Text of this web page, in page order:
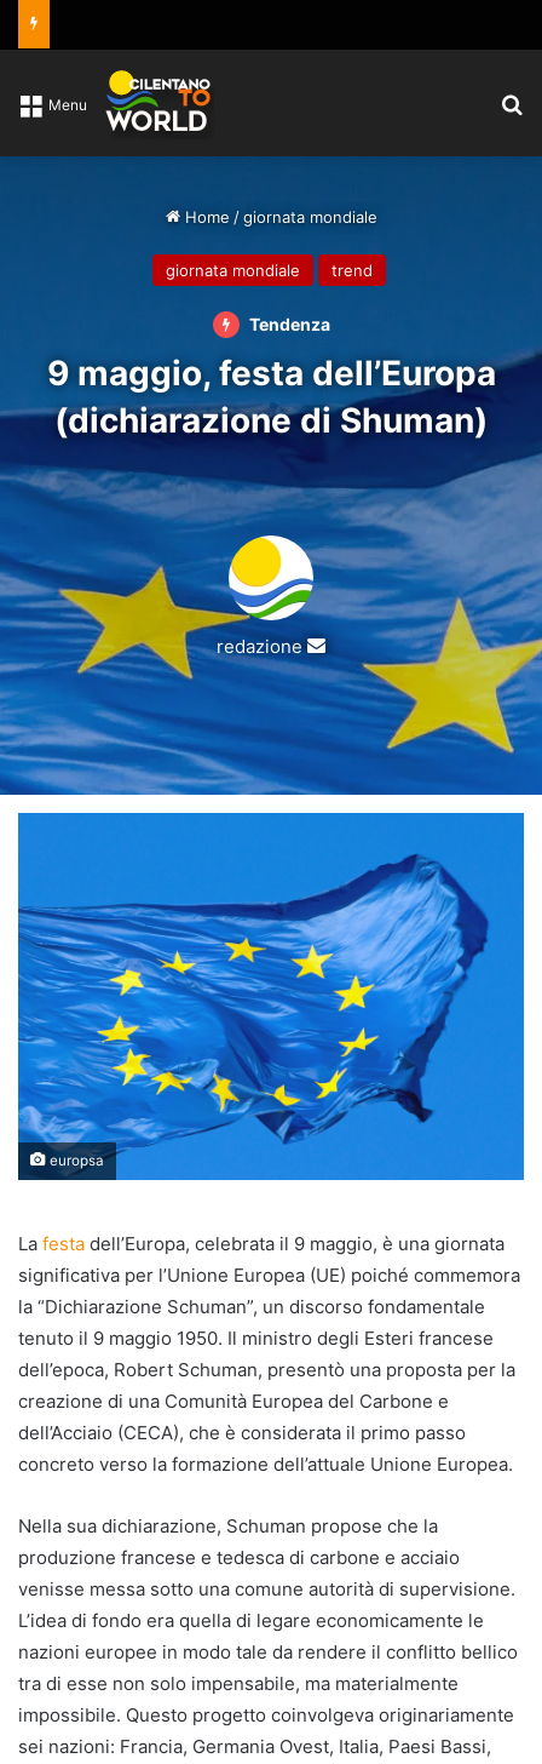
Menu
Home / giornata mondiale
giornata mondiale trend
Tendenza
9 maggio, festa dell’Europa
(dichiarazione di Shuman)
redazione
Invia
un'email
europsa
La festa dell’Europa, celebrata il 9 maggio, è una giornata
significativa per l’Unione Europea (UE) poiché commemora
la “Dichiarazione Schuman”, un discorso fondamentale
tenuto il 9 maggio 1950. Il ministro degli Esteri francese
dell’epoca, Robert Schuman, presentò una proposta per la
creazione di una Comunità Europea del Carbone e
dell’Acciaio (CECA), che è considerata il primo passo
concreto verso la formazione dell’attuale Unione Europea.
Nella sua dichiarazione, Schuman propose che la
produzione francese e tedesca di carbone e acciaio
venisse messa sotto una comune autorità di supervisione.
L’idea di fondo era quella di legare economicamente le
nazioni europee in modo tale da rendere il conflitto bellico
tra di esse non solo impensabile, ma materialmente
impossibile. Questo progetto coinvolgeva originariamente
sei nazioni: Francia, Germania Ovest, Italia, Paesi Bassi,